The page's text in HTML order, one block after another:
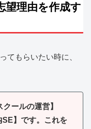
望理由を作成す
てもらいたい時に、
ールの運営】
】です。これを